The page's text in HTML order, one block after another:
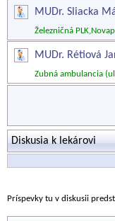
MUDr. Sliacka
Železničná
MUDr. Rétiová
Zubná ambulancia
Diskusia k lekárovi
Príspevky tu v diskusii